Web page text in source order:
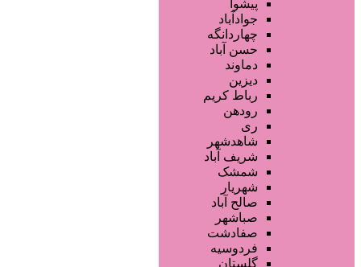
فروشگاه ها
محصولات آرایشی
تجهیزات سالن زیبایی
محصولات پوست
محصولات مو
سایر خدمات
پیشوا
جوادآباد
چهاردانگه
حسن آباد
دماوند
دیزین
رباط کریم
رودهن
ری
شاهدشهر
شریف آباد
شمشک
شهریار
صالح آباد
صباشهر
صفادشت
فردوسیه
گلستان